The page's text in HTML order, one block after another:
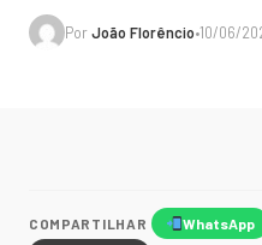
Por João Florêncio•10/06/
COMPARTILHAR WhatsApp